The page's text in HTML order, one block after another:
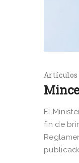
Artículos
El
fin de